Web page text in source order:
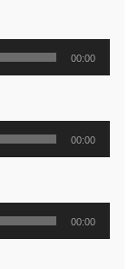
00:00
00:00
00:00